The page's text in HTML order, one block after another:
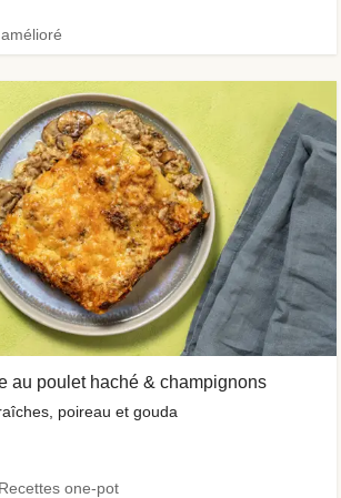
au poulet haché & champignons
poireau et gouda
one-pot